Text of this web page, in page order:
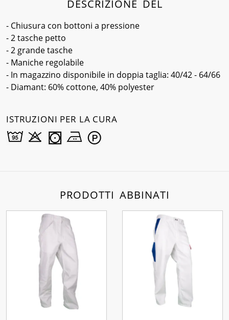
DESCRIZIONE DEL
- Chiusura con bottoni a pressione
- 2 tasche petto
- 2 grande tasche
- Maniche regolabile
- In magazzino disponibile in doppia taglia: 40/42 - 64/66
- Diamant: 60% cottone, 40% polyester
ISTRUZIONI PER LA CURA
PRODOTTI ABBINATI